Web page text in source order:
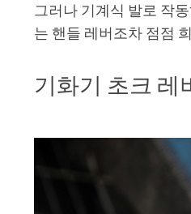
그러나 기계식 발로 작
는 핸들 레버조차 점점
기화기 초크 레